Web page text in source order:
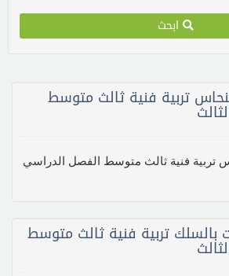
ابحث
تربية فنية ثالث متوسط
تربية فنية ثالث متوسط الفصل الدراسي
تربية فنية ثالث متوسط